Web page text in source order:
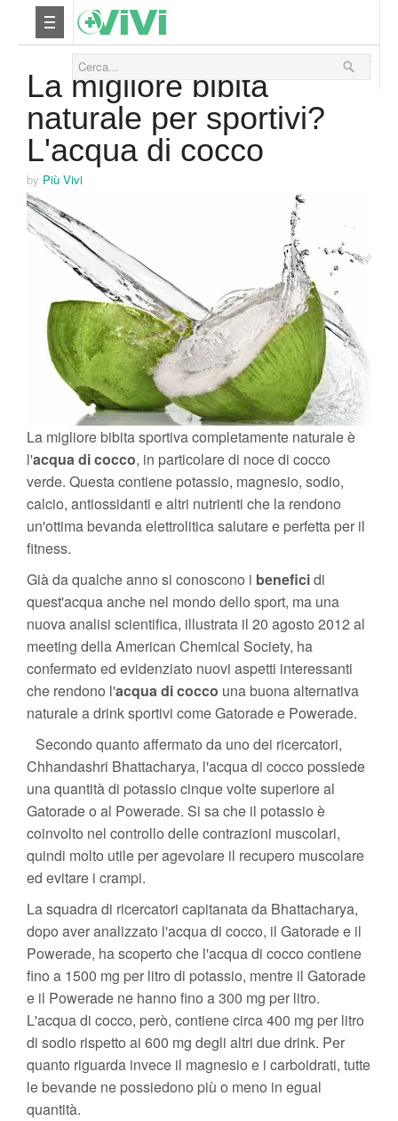
Yoga
Salute
Bellezza
Fitness
Relax
Viaggi & Vacanze
15 Settembre 2012
La migliore bibita
naturale per sportivi?
L'acqua di cocco
by Più Vivi
La migliore bibita sportiva completamente naturale è
l'acqua di cocco, in particolare di noce di cocco
verde. Questa contiene potassio, magnesio, sodio,
calcio, antiossidanti e altri nutrienti che la rendono
un'ottima bevanda elettrolitica salutare e perfetta per il
fitness.
Già da qualche anno si conoscono i beneficidi
quest'acqua anche nel mondo dello sport, ma una
nuova analisi scientifica, illustrata il 20 agosto 2012 al
meeting della American Chemical Society, ha
confermato ed evidenziato nuovi aspetti interessanti
che rendono l'acqua di cocco una buona alternativa
naturale a drink sportivi come Gatorade e Powerade.
Secondo quanto affermato da uno dei ricercatori,
Chhandashri Bhattacharya, l'acqua di cocco possiede
una quantità di potassio cinque volte superiore al
Gatorade o al Powerade. Si sa che il potassio è
coinvolto nel controllo delle contrazioni muscolari,
quindi molto utile per agevolare il recupero muscolare
ed evitare i crampi.
La squadra di ricercatori capitanata da Bhattacharya,
dopo aver analizzato l'acqua di cocco, il Gatorade e il
Powerade, ha scoperto che l'acqua di cocco contiene
fino a 1500 mg per litro di potassio, mentre il Gatorade
e il Powerade ne hanno fino a 300 mg per litro.
L'acqua di cocco, però, contiene circa 400 mg per litro
di sodio rispetto ai 600 mg degli altri due drink. Per
quanto riguarda invece il magnesio e i carboidrati, tutte
le bevande ne possiedono più o meno in egual
quantità.